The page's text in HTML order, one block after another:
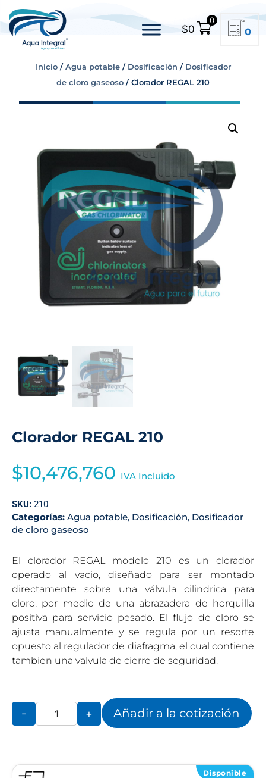
$0
0
0
Inicio/Agua potable/ Dosificación / Dosificador
de cloro gaseoso / Clorador REGAL 210
Clorador REGAL 210
$10,476,760 IVA Incluido
SKU: 210
Categorías: Agua potable, Dosificación, Dosificador
de cloro gaseoso
El clorador REGAL modelo 210 es un clorador
operado al vacio, diseñado para ser montado
directamente sobre una válvula cilindrica para
cloro, por medio de una abrazadera de horquilla
positiva para servicio pesado. El flujo de cloro se
ajusta manualmente y se regula por un resorte
opuesto al regulador de diafragma, el cual contiene
tambien una valvula de cierre de seguridad.
- + Añadir a la cotización
Disponible